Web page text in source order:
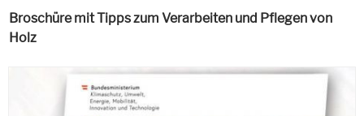
Broschüre mit Tipps zum Verarbeiten und Pflegen von
Holz